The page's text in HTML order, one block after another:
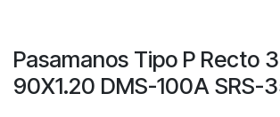
Pasamanos Tipo P Recto
90X1.20 DMS-100A SRS-